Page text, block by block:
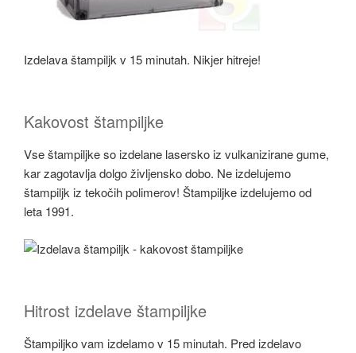
Izdelava štampiljk v 15 minutah. Nikjer hitreje!
Kakovost štampiljke
Vse štampiljke so izdelane lasersko iz vulkanizirane gume,
kar zagotavlja dolgo življensko dobo. Ne izdelujemo
štampiljk iz tekočih polimerov! Štampiljke izdelujemo od
leta 1991.
Hitrost izdelave štampiljke
Štampiljko vam izdelamo v 15 minutah. Pred izdelavo